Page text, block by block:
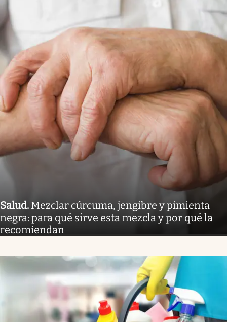
Salud. Mezclar cúrcuma, jengibre y pimienta
negra: para qué sirve esta mezcla y por qué la
recomiendan